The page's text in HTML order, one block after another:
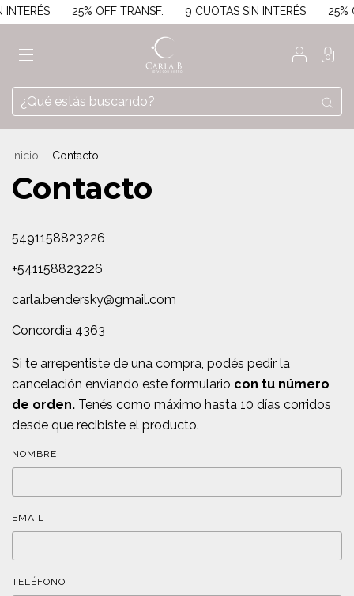
25% OFF TRANSF. 9 CUOTAS SIN INTERÉS 25%
0
Inicio Contacto
Contacto
5491158823226
+541158823226
carla.bendersky@gmail.com
Concordia 4363
Si te arrepentiste de una compra, podés pedir la
cancelación enviando este formulario con tu número
de orden. Tenés como máximo hasta 10 días corridos
desde que recibiste el producto.
NOMBRE
EMAIL
TELÉFONO